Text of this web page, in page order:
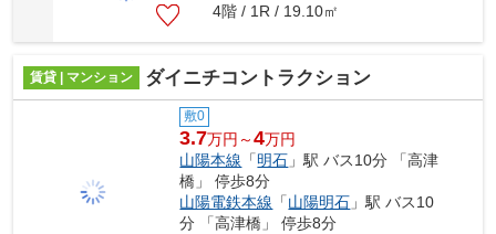
4階 / 1R / 19.10㎡
賃貸 | マンション ダイニチコントラクション
敷0
3.7万円～4万円
山陽本線 「明石 」駅 バス10分 「高津
橋」 停歩8分
山陽電鉄本線 「山陽明石 」駅 バス10
分 「高津橋」 停歩8分